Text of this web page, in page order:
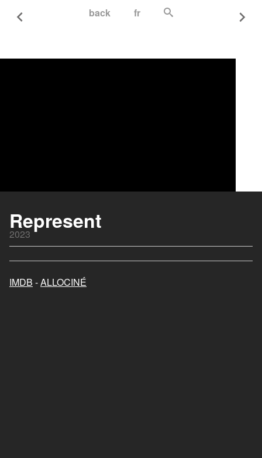
back fr
Represent
2023
IMDB -ALLOCINÉ
Les randonneuses
Mon chat et moi, la grande
aventure de Rroû